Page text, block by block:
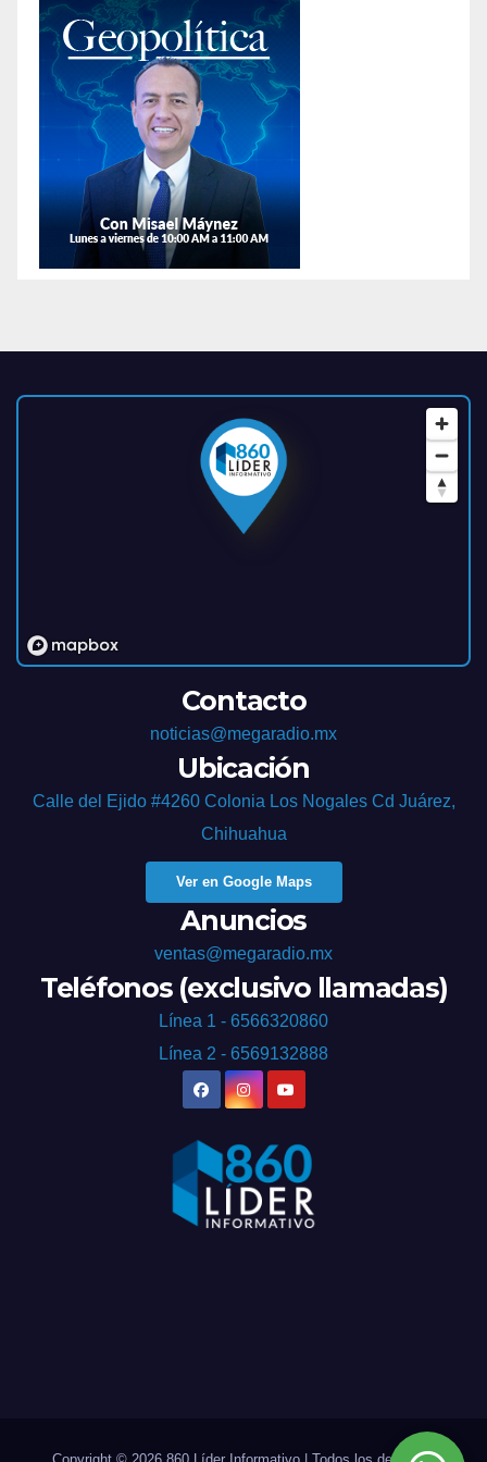
Contacto
noticias@megaradio.mx
Ubicación
Calle del Ejido #4260 Colonia Los Nogales Cd Juárez,
Chihuahua
Ver en Google Maps
Anuncios
ventas@megaradio.mx
Teléfonos (exclusivo llamadas)
Línea 1 - 6566320860
Línea 2 - 6569132888